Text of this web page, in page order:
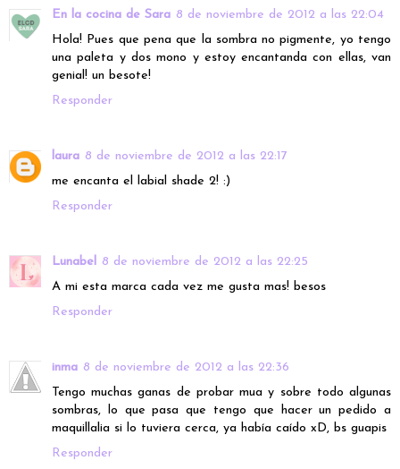
En la cocina de Sara 8 de noviembre de 2012 a las 22:04
Hola! Pues que pena que la sombra no pigmente, yo tengo
una paleta y dos mono y estoy encantanda con ellas, van
genial! un besote!
Responder
laura 8 de noviembre de 2012 a las 22:17
me encanta el labial shade 2! :)
Responder
Lunabel
8 de noviembre de 2012 a las 22:25
A mi esta marca cada vez me gusta mas! besos
Responder
inma 8 de noviembre de 2012 a las 22:36
Tengo muchas ganas de probar mua y sobre todo algunas
sombras, lo que pasa que tengo que hacer un pedido a
maquillalia si lo tuviera cerca, ya había caído xD, bs guapis
Responder